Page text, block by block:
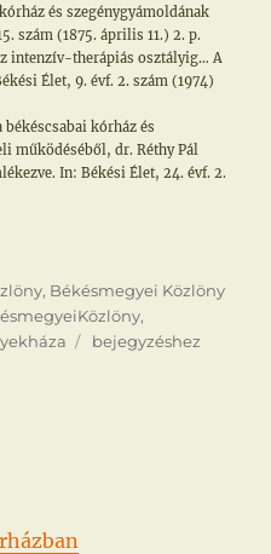
és szegénygyámoldának
szám (1875. április 11.) 2. p.
intenzív-therápiás osztályig… A
Élet, 9. évf. 2. szám (1974)
békéscsabai kórház és
működéséből, dr. Réthy Pál
In: Békési Élet, 24. évf. 2.
, Békésmegyei Közlöny
,
Szegények
bejegyzéshez